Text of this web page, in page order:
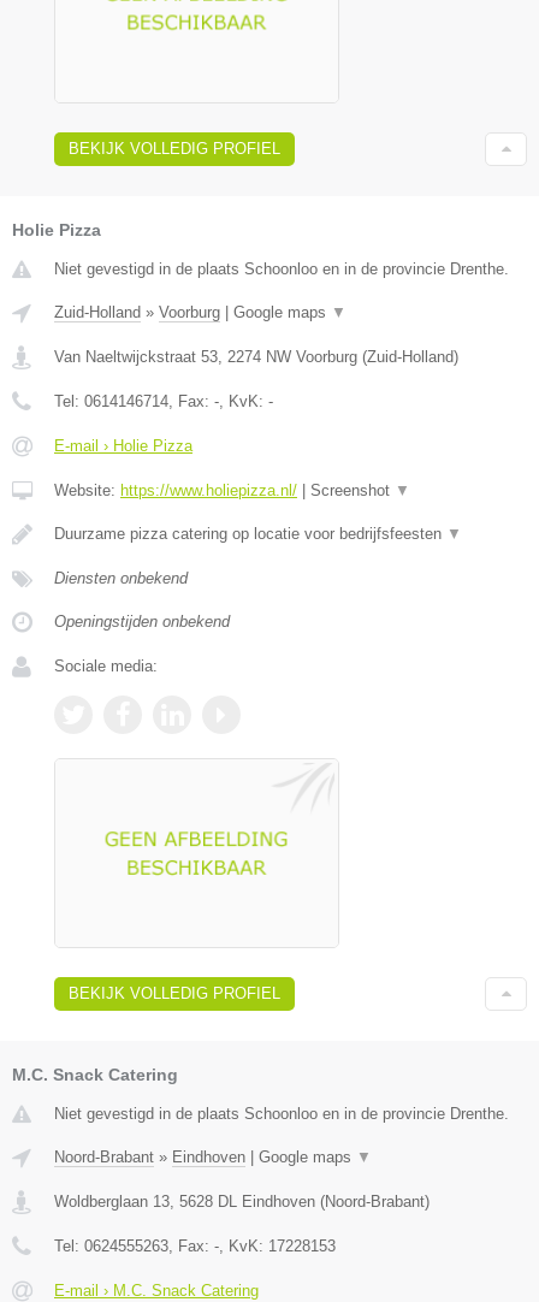
BEKIJK VOLLEDIG PROFIEL
Holie Pizza
Niet gevestigd in de plaats Schoonloo en in de provincie Drenthe.
Zuid-Holland » Voorburg | Google maps ▼
Van Naeltwijckstraat 53 2274 NW Voorburg (Zuid-Holland)
Tel: 0614146714 , Fax: - , KvK: -
E-mail › Holie Pizza
Website: https://www.holiepizza.nl/ | Screenshot ▼
Duurzame pizza catering op locatie voor bedrijfsfeesten ▼
Diensten onbekend
Openingstijden onbekend
Sociale media:
BEKIJK VOLLEDIG PROFIEL
M.C. Snack Catering
Niet gevestigd in de plaats Schoonloo en in de provincie Drenthe.
Noord-Brabant » Eindhoven Google maps ▼
Woldberglaan 13, 5628 DL Eindhoven (Noord-Brabant)
Tel: 0624555263, Fax: -, KvK: 17228153
E-mail › M.C. Snack Catering